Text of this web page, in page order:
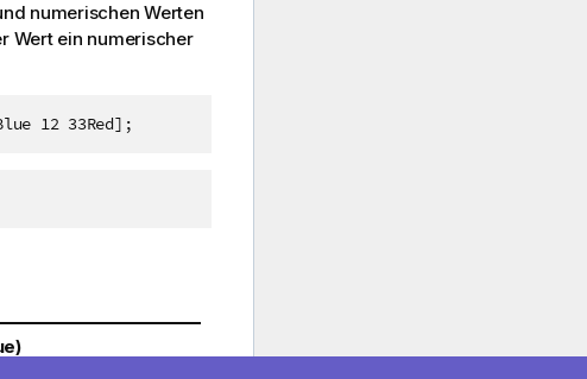
numerischen Werten
Wert ein numerischer
12 33Red];